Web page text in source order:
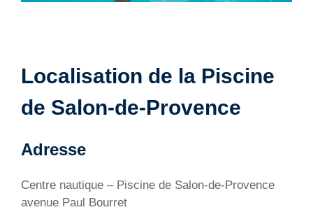
Localisation de la Piscine
de Salon-de-Provence
Adresse
Centre nautique – Piscine de Salon-de-Provence
avenue Paul Bourret